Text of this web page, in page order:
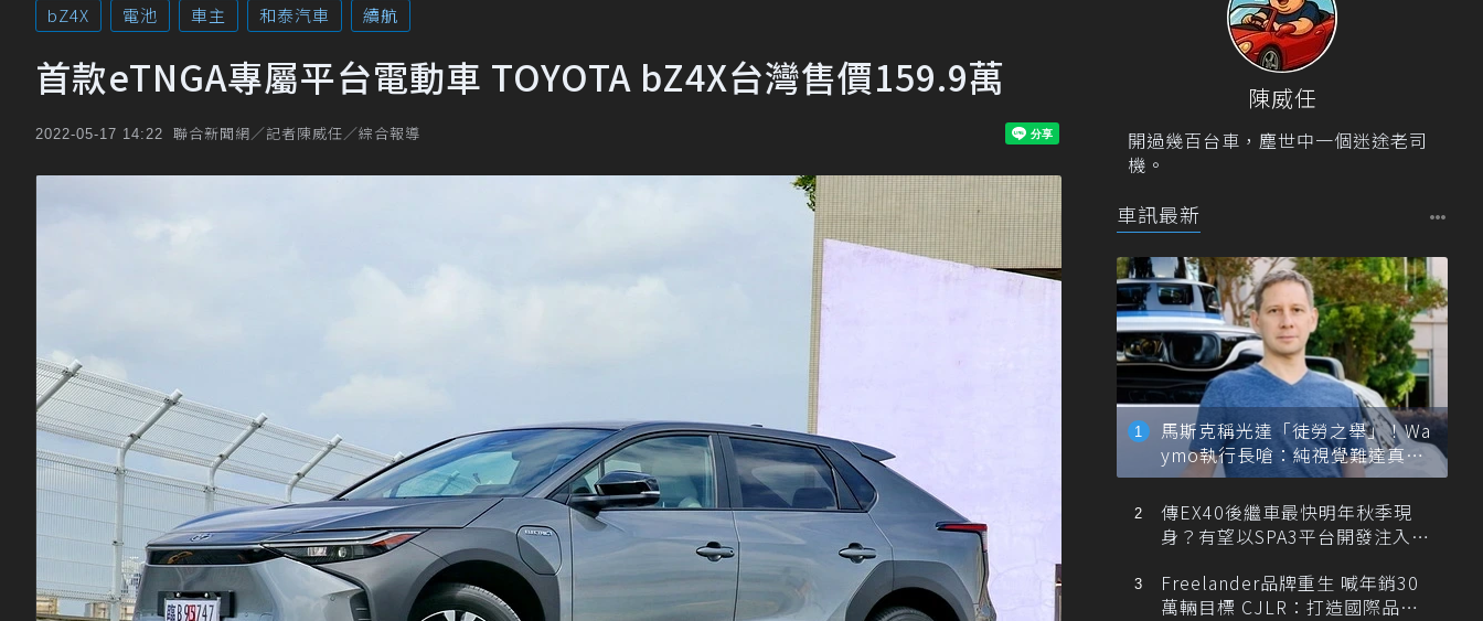
bZ4X 電池 車主 和泰汽車 續航
首款eTNGA專屬平台電動車 TOYOTA bZ4X台灣售價159.9萬
2022-05-17 14:22 聯合新聞網／記者陳威任／綜合報導
陳威任
開過幾百台車，塵世中一個迷途老司
機。
車訊最新
馬斯克稱光達「徒勞之舉」！Wa
ymo執行長嗆：純視覺難達真正
自動駕駛
傳EX40後繼車最快明年秋季現
身？有望以SPA3平台開發注入80
Freelander品牌重生 喊年銷30
萬輛目標 CJLR：打造國際品牌